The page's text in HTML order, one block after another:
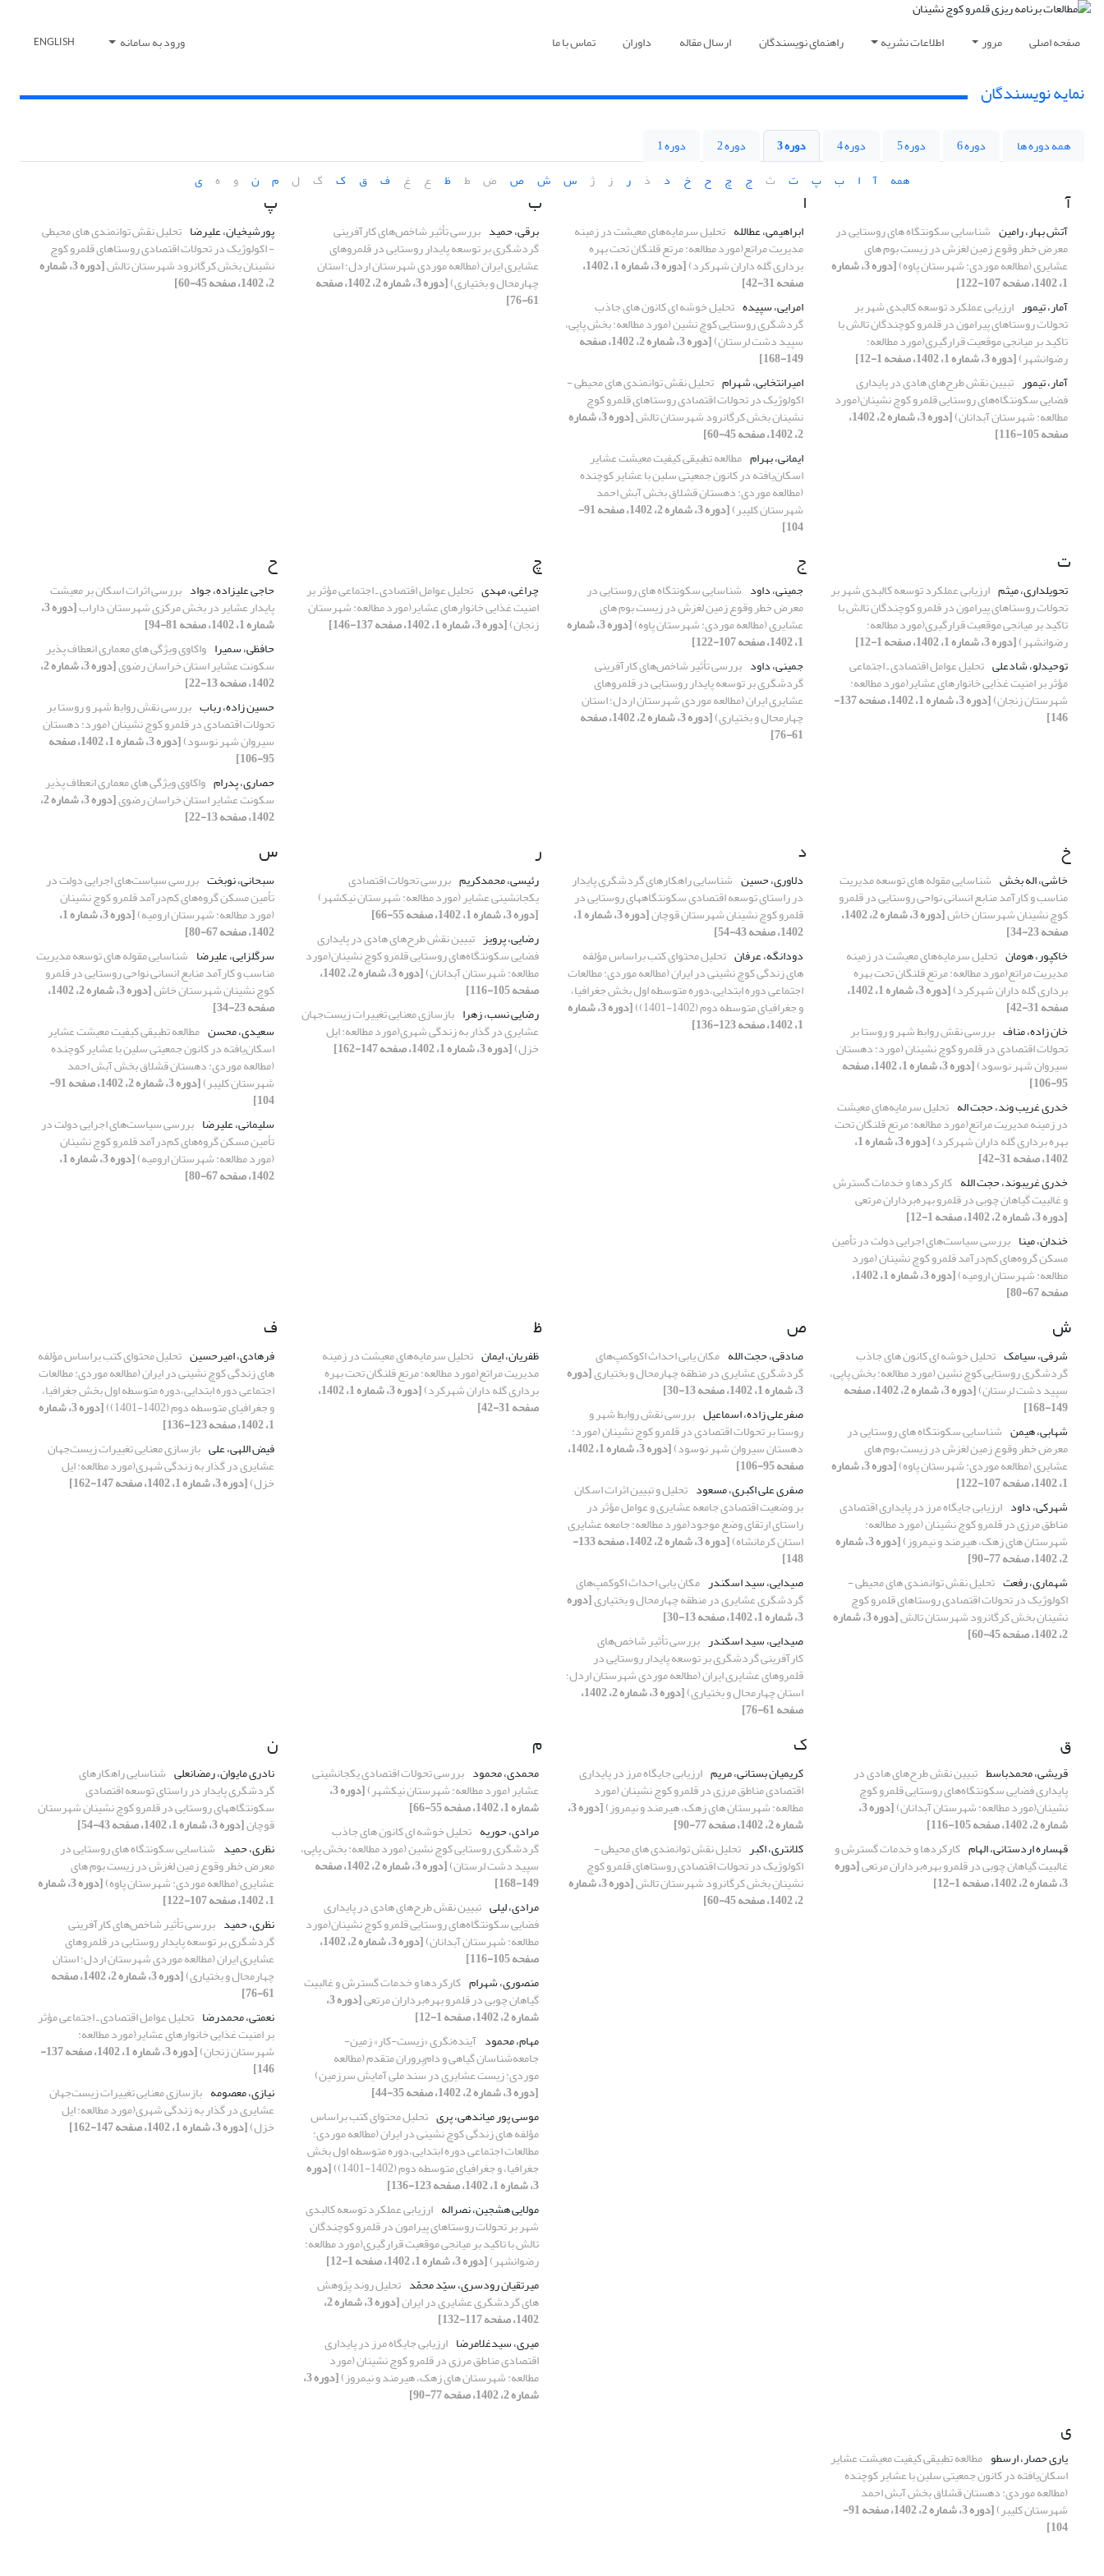
صفحه اصلی مرور اطلاعات نشریه راهنمای نویسندگان ارسال مقاله داوران تماس با ما ورود به سامانه ENGLISH
نمایه نویسندگان
همه دوره ها دوره 6 دوره 5 دوره 4 دوره 3 دوره 2
دوره 1
همه
آ ا ب پ ت ث ج چ ح خ د ذ ر ز ژ س ش ص ض ط ظ ع غ ف ق ک گ ل م ن و ه ی
آ
آتش بهار، رامین شناسایی سکونتگاه های روستایی در
معرض خطر وقوع زمین لغزش در زیست بوم های
عشایری (مطالعه موردی: شهرستان پاوه) [دوره 3، شماره
1، 1402، صفحه 107-122]
آمار، تیمور ارزیابی عملکرد توسعه کالبدی شهر بر
تحولات روستاهای پیرامون در قلمرو کوچندگان تالش با
تاکید بر میانجی موقعیت‌ قرارگیری(مورد مطالعه:
رضوانشهر)[دوره 3، شماره 1، 1402، صفحه 1-12]
آمار، تیمور تبیین نقش طرح‌های هادی در پایداری
فضایی سکونتگاه‌های روستایی قلمرو کوچ نشینان(مورد
مطالعه: شهرستان آبدانان) [دوره 3، شماره 2، 1402،
صفحه 105-116]
ا
ابراهیمی، عطالله تحلیل سرمایه‌های معیشت در زمینه
مدیریت مراتع(مورد مطالعه: مرتع قلنگان تحت بهره
برداری گله داران شهرکرد) [دوره 3، شماره 1، 1402،
صفحه 31-42]
امرایی، سپیده تحلیل خوشه ای کانون های جاذب
گردشگری روستایی کوچ نشین (مورد مطالعه: بخش پاپی،
سپید دشت لرستان) [دوره 3، شماره 2، 1402، صفحه
149-168]
امیرانتخابی، شهرام تحلیل نقش توانمندی های محیطی -
اکولوژیک در تحولات اقتصادی روستاهای قلمرو کوچ
نشینان بخش کرگانرود شهرستان تالش [دوره 3، شماره
2، 1402، صفحه 45-60]
ایمانی، بهرام مطالعه تطبیقی کیفیت معیشت عشایر
اسکان‌یافته در کانون جمعیتی سلین با عشایر کوچنده
(مطالعه موردی: دهستان قشلاق بخش آبش احمد
شهرستان کلیبر) [دوره 3، شماره 2، 1402، صفحه 91-
104]
ب
برقی، حمید بررسی تأثیر شاخص‌های کارآفرینی
گردشگری بر توسعه پایدار روستایی در قلمروهای
عشایری ایران (مطالعه موردی شهرستان اردل؛ استان
چهارمحال و بختیاری) [دوره 3، شماره 2، 1402، صفحه
61-76]
پ
پورشیخیان، علیرضا تحلیل نقش توانمندی های محیطی
- اکولوژیک در تحولات اقتصادی روستاهای قلمرو کوچ
نشینان بخش کرگانرود شهرستان تالش [دوره 3، شماره
2، 1402، صفحه 45-60]
ت
تحویلداری، میثم ارزیابی عملکرد توسعه کالبدی شهر بر
تحولات روستاهای پیرامون در قلمرو کوچندگان تالش با
تاکید بر میانجی موقعیت‌ قرارگیری(مورد مطالعه:
رضوانشهر)[دوره 3، شماره 1، 1402، صفحه 1-12]
توحیدلو، شادعلی تحلیل عوامل اقتصادی ـ اجتماعی
مؤثر بر امنیت غذایی خانوارهای عشایر(مورد مطالعه:
شهرستان زنجان) [دوره 3، شماره 1، 1402، صفحه 137-
146]
ج
جمینی، داود شناسایی سکونتگاه های روستایی در
معرض خطر وقوع زمین لغزش در زیست بوم های
عشایری (مطالعه موردی: شهرستان پاوه) [دوره 3، شماره
1، 1402، صفحه 107-122]
جمینی، داود بررسی تأثیر شاخص‌های کارآفرینی
گردشگری بر توسعه پایدار روستایی در قلمروهای
عشایری ایران (مطالعه موردی شهرستان اردل؛ استان
چهارمحال و بختیاری) [دوره 3، شماره 2، 1402، صفحه
61-76]
چ
چراغی، مهدی تحلیل عوامل اقتصادی ـ اجتماعی مؤثر بر
امنیت غذایی خانوارهای عشایر(مورد مطالعه: شهرستان
زنجان)[دوره 3، شماره 1، 1402، صفحه 137-146]
ح
حاجی علیزاده، جواد بررسی اثرات اسکان بر معیشت
پایدار عشایر در بخش مرکزی شهرستان داراب [دوره 3،
شماره 1، 1402، صفحه 81-94]
حافظی، سمیرا واکاوی ویژگی های معماری انعطاف پذیر
سکونت عشایر استان خراسان رضوی [دوره 3، شماره 2،
1402، صفحه 13-22]
حسین زاده، رباب بررسی نقش روابط شهر و روستا بر
تحولات اقتصادی در قلمرو کوچ نشینان (مورد: دهستان
سیروان شهر نوسود) [دوره 3، شماره 1، 1402، صفحه
95-106]
حصاری، پدرام واکاوی ویژگی های معماری انعطاف پذیر
سکونت عشایر استان خراسان رضوی [دوره 3، شماره 2،
1402، صفحه 13-22]
خ
خاشی، اله بخش شناسایی مقوله های توسعه مدیریت
مناسب و کارآمد منابع انسانی نواحی روستایی در قلمرو
کوچ نشینان شهرستان خاش [دوره 3، شماره 2، 1402،
صفحه 23-34]
خاکپور، هومان تحلیل سرمایه‌های معیشت در زمینه
مدیریت مراتع(مورد مطالعه: مرتع قلنگان تحت بهره
برداری گله داران شهرکرد) [دوره 3، شماره 1، 1402،
صفحه 31-42]
خان زاده، مناف بررسی نقش روابط شهر و روستا بر
تحولات اقتصادی در قلمرو کوچ نشینان (مورد: دهستان
سیروان شهر نوسود) [دوره 3، شماره 1، 1402، صفحه
95-106]
خدری غریب وند، حجت اله تحلیل سرمایه‌های معیشت
در زمینه مدیریت مراتع(مورد مطالعه: مرتع قلنگان تحت
بهره برداری گله داران شهرکرد) [دوره 3، شماره 1،
1402، صفحه 31-42]
خدری غریبوند، حجت الله کارکردها و خدمات گسترش
و غالبیت گیاهان چوبی در قلمرو بهره‌برداران مرتعی
[دوره 3، شماره 2، 1402، صفحه 1-12]
خندان، مینا بررسی سیاست‌های اجرایی دولت در تأمین
مسکن گروه‌های کم‌درآمد قلمرو کوچ نشینان (مورد
مطالعه: شهرستان ارومیه) [دوره 3، شماره 1، 1402،
صفحه 67-80]
د
دلاوری، حسین شناسایی راهکارهای گردشگری پایدار
در راستای توسعه اقتصادی سکونتگاه‎های روستایی در
قلمرو کوچ نشینان شهرستان قوچان [دوره 3، شماره 1،
1402، صفحه 43-54]
دودانگه، عرفان تحلیل محتوای کتب براساس مؤلفه
های زندگی کوچ نشینی در ایران (مطالعه موردی: مطالعات
اجتماعی دوره ابتدایی،دوره متوسطه اول بخش جغرافیا،
و جغرافیای متوسطه دوم (1402-1401)) [دوره 3، شماره
1، 1402، صفحه 123-136]
ر
رئیسی، محمدکریم بررسی تحولات اقتصادی
یکجانشینی عشایر (مورد مطالعه: شهرستان نیکشهر)
[دوره 3، شماره 1، 1402، صفحه 55-66]
رضایی، پرویز تبیین نقش طرح‌های هادی در پایداری
فضایی سکونتگاه‌های روستایی قلمرو کوچ نشینان(مورد
مطالعه: شهرستان آبدانان) [دوره 3، شماره 2، 1402،
صفحه 105-116]
رضایی نسب، زهرا بازسازی معنایی تغییرات زیست‌جهان
عشایری در گذار به زندگی شهری(مورد مطالعه‌: ایل
خزل)[دوره 3، شماره 1، 1402، صفحه 147-162]
س
سبحانی، نوبخت بررسی سیاست‌های اجرایی دولت در
تأمین مسکن گروه‌های کم‌درآمد قلمرو کوچ نشینان
(مورد مطالعه: شهرستان ارومیه) [دوره 3، شماره 1،
1402، صفحه 67-80]
سرگلزایی، علیرضا شناسایی مقوله های توسعه مدیریت
مناسب و کارآمد منابع انسانی نواحی روستایی در قلمرو
کوچ نشینان شهرستان خاش [دوره 3، شماره 2، 1402،
صفحه 23-34]
سعیدی، محسن مطالعه تطبیقی کیفیت معیشت عشایر
اسکان‌یافته در کانون جمعیتی سلین با عشایر کوچنده
(مطالعه موردی: دهستان قشلاق بخش آبش احمد
شهرستان کلیبر) [دوره 3، شماره 2، 1402، صفحه 91-
104]
سلیمانی، علیرضا بررسی سیاست‌های اجرایی دولت در
تأمین مسکن گروه‌های کم‌درآمد قلمرو کوچ نشینان
(مورد مطالعه: شهرستان ارومیه) [دوره 3، شماره 1،
1402، صفحه 67-80]
ش
شرفی، سیامک تحلیل خوشه ای کانون های جاذب
گردشگری روستایی کوچ نشین (مورد مطالعه: بخش پاپی،
سپید دشت لرستان) [دوره 3، شماره 2، 1402، صفحه
149-168]
شهابی، هیمن شناسایی سکونتگاه های روستایی در
معرض خطر وقوع زمین لغزش در زیست بوم های
عشایری (مطالعه موردی: شهرستان پاوه) [دوره 3، شماره
1، 1402، صفحه 107-122]
شهرکی، داود ارزیابی جایگاه مرز در پایداری اقتصادی
مناطق مرزی در قلمرو کوچ نشینان (مورد مطالعه:
شهرستان های زهک، هیرمند و نیمروز) [دوره 3، شماره
2، 1402، صفحه 77-90]
شهماری، رفعت تحلیل نقش توانمندی های محیطی -
اکولوژیک در تحولات اقتصادی روستاهای قلمرو کوچ
نشینان بخش کرگانرود شهرستان تالش [دوره 3، شماره
2، 1402، صفحه 45-60]
ص
صادقی، حجت الله مکان یابی احداث اکوکمپ‌های
گردشگری عشایری در منطقه چهارمحال و بختیاری[دوره
3، شماره 1، 1402، صفحه 13-30]
صفرعلی زاده، اسماعیل بررسی نقش روابط شهر و
روستا بر تحولات اقتصادی در قلمرو کوچ نشینان (مورد:
دهستان سیروان شهر نوسود) [دوره 3، شماره 1، 1402،
صفحه 95-106]
صفری علی اکبری، مسعود تحلیل و تبیین اثرات اسکان
بر وضعیت اقتصادی جامعه عشایری و عوامل مؤثر در
راستای ارتقای وضع موجود(مورد مطالعه: جامعه عشایری
استان کرمانشاه) [دوره 3، شماره 2، 1402، صفحه 133-
148]
صیدایی، سید اسکندر مکان یابی احداث اکوکمپ‌های
گردشگری عشایری در منطقه چهارمحال و بختیاری[دوره
3، شماره 1، 1402، صفحه 13-30]
صیدایی، سید اسکندر بررسی تأثیر شاخص‌های
کارآفرینی گردشگری بر توسعه پایدار روستایی در
قلمروهای عشایری ایران (مطالعه موردی شهرستان اردل؛
استان چهارمحال و بختیاری) [دوره 3، شماره 2، 1402،
صفحه 61-76]
ظ
ظفریان، ایمان تحلیل سرمایه‌های معیشت در زمینه
مدیریت مراتع(مورد مطالعه: مرتع قلنگان تحت بهره
برداری گله داران شهرکرد) [دوره 3، شماره 1، 1402،
صفحه 31-42]
ف
فرهادی، امیرحسین تحلیل محتوای کتب براساس مؤلفه
های زندگی کوچ نشینی در ایران (مطالعه موردی: مطالعات
اجتماعی دوره ابتدایی،دوره متوسطه اول بخش جغرافیا،
و جغرافیای متوسطه دوم (1402-1401)) [دوره 3، شماره
1، 1402، صفحه 123-136]
فیض اللهی، علی بازسازی معنایی تغییرات زیست‌جهان
عشایری در گذار به زندگی شهری(مورد مطالعه‌: ایل
خزل)[دوره 3، شماره 1، 1402، صفحه 147-162]
ق
قریشی، محمدباسط تبیین نقش طرح‌های هادی در
پایداری فضایی سکونتگاه‌های روستایی قلمرو کوچ
نشینان(مورد مطالعه: شهرستان آبدانان) [دوره 3،
شماره 2، 1402، صفحه 105-116]
قهساره اردستانی، الهام کارکردها و خدمات گسترش و
غالبیت گیاهان چوبی در قلمرو بهره‌برداران مرتعی[دوره
3، شماره 2، 1402، صفحه 1-12]
ک
کریمیان بستانی، مریم ارزیابی جایگاه مرز در پایداری
اقتصادی مناطق مرزی در قلمرو کوچ نشینان (مورد
مطالعه: شهرستان های زهک، هیرمند و نیمروز) [دوره 3،
شماره 2، 1402، صفحه 77-90]
کلانتری، اکبر تحلیل نقش توانمندی های محیطی -
اکولوژیک در تحولات اقتصادی روستاهای قلمرو کوچ
نشینان بخش کرگانرود شهرستان تالش [دوره 3، شماره
2، 1402، صفحه 45-60]
م
محمدی، محمود بررسی تحولات اقتصادی یکجانشینی
عشایر (مورد مطالعه: شهرستان نیکشهر) [دوره 3،
شماره 1، 1402، صفحه 55-66]
مرادی، حوریه تحلیل خوشه ای کانون های جاذب
گردشگری روستایی کوچ نشین (مورد مطالعه: بخش پاپی،
سپید دشت لرستان) [دوره 3، شماره 2، 1402، صفحه
149-168]
مرادی، لیلی تبیین نقش طرح‌های هادی در پایداری
فضایی سکونتگاه‌های روستایی قلمرو کوچ نشینان(مورد
مطالعه: شهرستان آبدانان) [دوره 3، شماره 2، 1402،
صفحه 105-116]
منصوری، شهرام کارکردها و خدمات گسترش و غالبیت
گیاهان چوبی در قلمرو بهره‌برداران مرتعی [دوره 3،
شماره 2، 1402، صفحه 1-12]
مهام، محمود آینده‌نگری «زیست-کارِ» زمین-
جامعه‌شناسان گیاهی و دام‌پروران متقدم (مطالعه
موردی: زیست عشایری در سند ملی آمایش سرزمین)
[دوره 3، شماره 2، 1402، صفحه 35-44]
موسی پور میاندهی، پری تحلیل محتوای کتب براساس
مؤلفه های زندگی کوچ نشینی در ایران (مطالعه موردی:
مطالعات اجتماعی دوره ابتدایی،دوره متوسطه اول بخش
جغرافیا، و جغرافیای متوسطه دوم (1402-1401)) [دوره
3، شماره 1، 1402، صفحه 123-136]
مولایی هشجین، نصراله ارزیابی عملکرد توسعه کالبدی
شهر بر تحولات روستاهای پیرامون در قلمرو کوچندگان
تالش با تاکید بر میانجی موقعیت‌ قرارگیری(مورد مطالعه:
رضوانشهر)[دوره 3، شماره 1، 1402، صفحه 1-12]
میرتقیان رودسری، سیّد محمّد تحلیل روند پژوهش
های گردشگری عشایری در ایران [دوره 3، شماره 2،
1402، صفحه 117-132]
میری، سیدغلامرضا ارزیابی جایگاه مرز در پایداری
اقتصادی مناطق مرزی در قلمرو کوچ نشینان (مورد
مطالعه: شهرستان های زهک، هیرمند و نیمروز) [دوره 3،
شماره 2، 1402، صفحه 77-90]
ن
نادری مایوان، رمضانعلی شناسایی راهکارهای
گردشگری پایدار در راستای توسعه اقتصادی
سکونتگاه‎های روستایی در قلمرو کوچ نشینان شهرستان
قوچان[دوره 3، شماره 1، 1402، صفحه 43-54]
نظری، حمید شناسایی سکونتگاه های روستایی در
معرض خطر وقوع زمین لغزش در زیست بوم های
عشایری (مطالعه موردی: شهرستان پاوه) [دوره 3، شماره
1، 1402، صفحه 107-122]
نظری، حمید بررسی تأثیر شاخص‌های کارآفرینی
گردشگری بر توسعه پایدار روستایی در قلمروهای
عشایری ایران (مطالعه موردی شهرستان اردل؛ استان
چهارمحال و بختیاری) [دوره 3، شماره 2، 1402، صفحه
61-76]
نعمتی، محمدرضا تحلیل عوامل اقتصادی ـ اجتماعی مؤثر
بر امنیت غذایی خانوارهای عشایر(مورد مطالعه:
شهرستان زنجان) [دوره 3، شماره 1، 1402، صفحه 137-
146]
نیازی، معصومه بازسازی معنایی تغییرات زیست‌جهان
عشایری در گذار به زندگی شهری(مورد مطالعه‌: ایل
خزل)[دوره 3، شماره 1، 1402، صفحه 147-162]
ی
یاری حصار، ارسطو مطالعه تطبیقی کیفیت معیشت عشایر
اسکان‌یافته در کانون جمعیتی سلین با عشایر کوچنده
(مطالعه موردی: دهستان قشلاق بخش آبش احمد
شهرستان کلیبر) [دوره 3، شماره 2، 1402، صفحه 91-
104]